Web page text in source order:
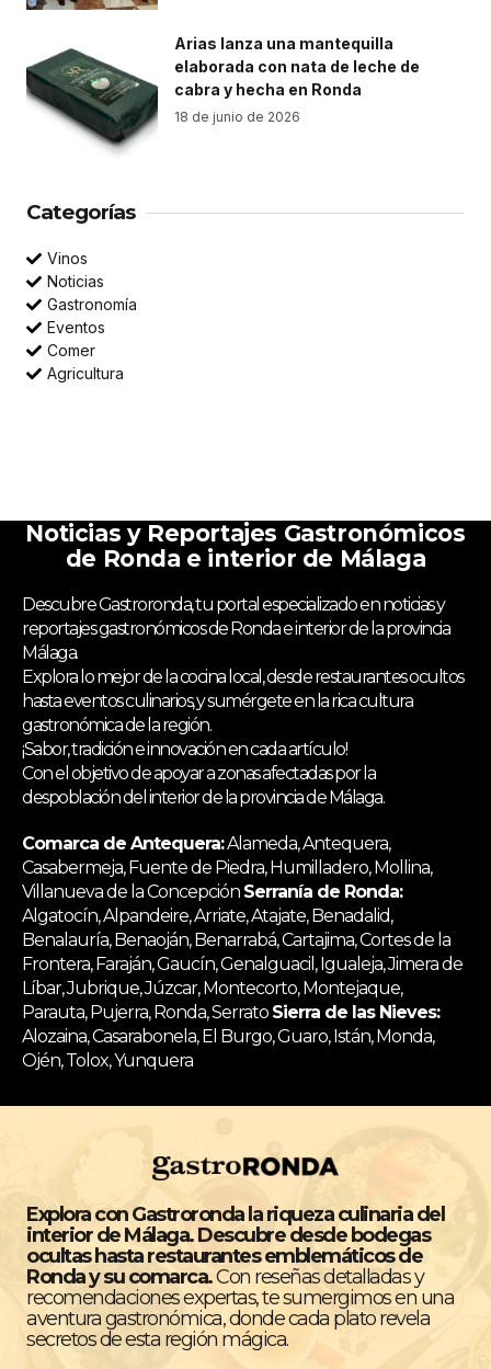
Arias lanza una mantequilla
elaborada con nata de leche de
cabra y hecha en Ronda
18 de junio de 2026
Categorías
Vinos
Noticias
Gastronomía
Eventos
Comer
Agricultura
Noticias y Reportajes Gastronómicos
de Ronda e interior de Málaga
Descubre Gastroronda, tu portal especializado en noticias y
reportajes gastronómicos de Ronda e interior de la provincia
Málaga.
Explora lo mejor de la cocina local, desde restaurantes ocultos
hasta eventos culinarios, y sumérgete en la rica cultura
gastronómica de la región.
¡Sabor, tradición e innovación en cada artículo!
Con el objetivo de apoyar a zonas afectadas por la
despoblación del interior de la provincia de Málaga.
Comarca de Antequera:Alameda, Antequera,
Casabermeja, Fuente de Piedra, Humilladero, Mollina,
Villanueva de la Concepción Serranía de Ronda:
Algatocín, Alpandeire, Arriate, Atajate, Benadalid,
Benalauría, Benaoján, Benarrabá, Cartajima, Cortes de la
Frontera, Faraján, Gaucín, Genalguacil, Igualeja, Jimera de
Líbar, Jubrique, Júzcar, Montecorto, Montejaque,
Parauta, Pujerra, Ronda, Serrato Sierra de las Nieves:
Alozaina, Casarabonela, El Burgo, Guaro, Istán, Monda,
Ojén, Tolox, Yunquera
Explora con Gastroronda la riqueza culinaria del
interior de Málaga. Descubre desde bodegas
ocultas hasta restaurantes emblemáticos de
Ronda y su comarca.Con reseñas detalladas y
recomendaciones expertas, te sumergimos en una
aventura gastronómica, donde cada plato revela
secretos de esta región mágica.